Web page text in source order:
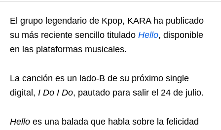
El grupo legendario de Kpop, KARA ha publicado
su más reciente sencillo titulado Hello, disponible
en las plataformas musicales.
La canción es un lado-B de su próximo single
digital, I Do I Do, pautado para salir el 24 de julio.
Hello es una balada que habla sobre la felicidad